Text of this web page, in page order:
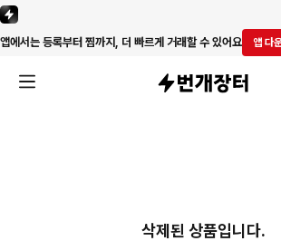
앱에서는 등록부터 찜까지, 더 빠르게 거래할 수 있어요 앱 다
삭제된 상품입니다.